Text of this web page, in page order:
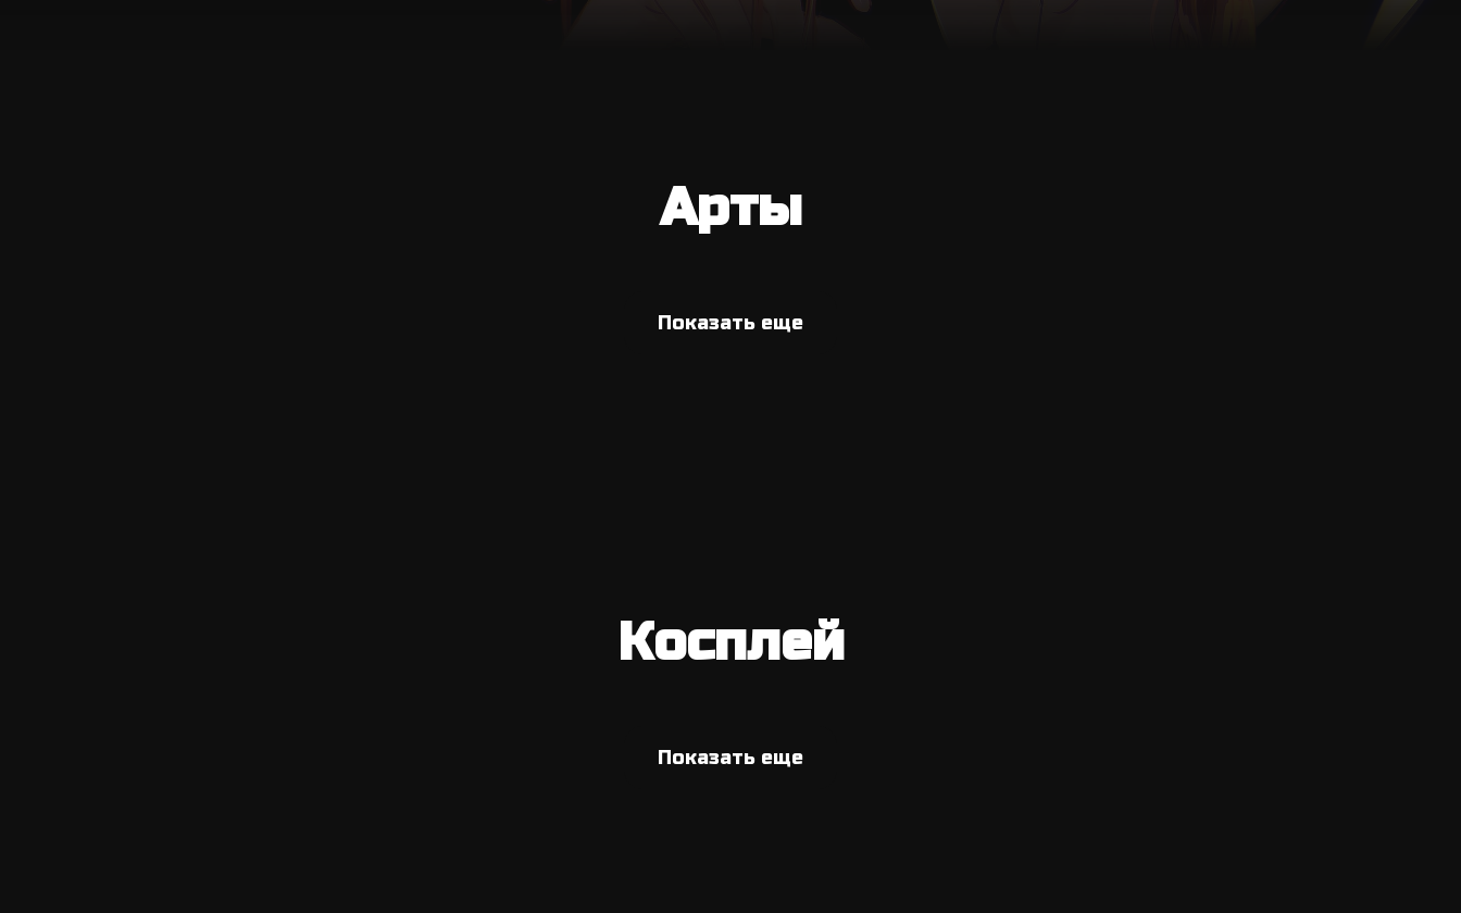
Арты
Показать еще
Косплей
Показать еще